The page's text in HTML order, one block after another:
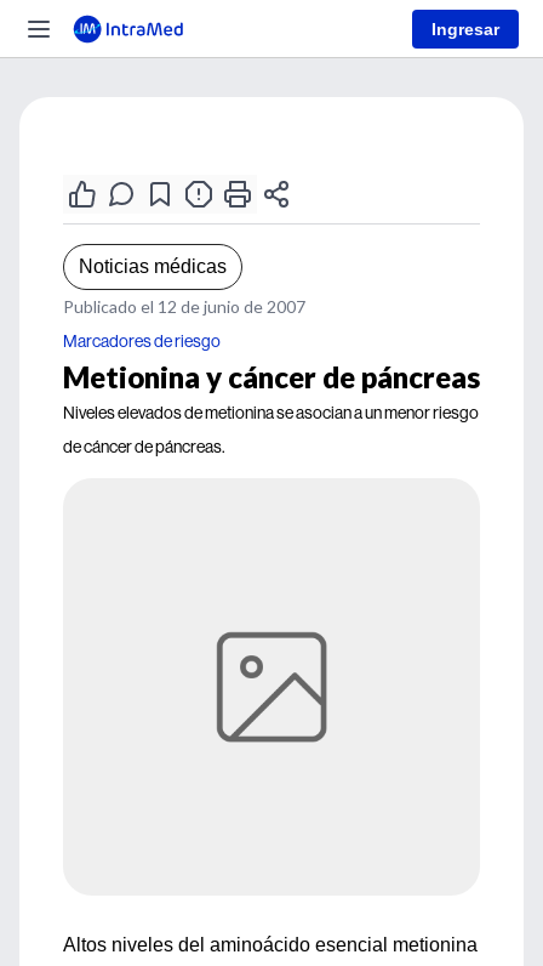
Ingresar
Noticias médicas
Publicado el 12 de junio de 2007
Marcadores de riesgo
Metionina y cáncer de páncreas
Niveles elevados de metionina se asocian a un menor riesgo
de cáncer de páncreas.
Altos niveles del aminoácido esencial metionina